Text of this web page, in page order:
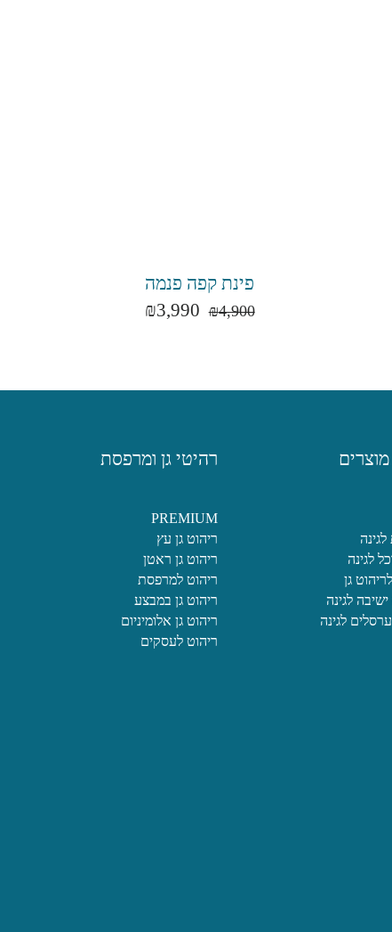
פינת קפה פנמה
₪4,900
₪3,990
לגינה
גן
לגינה
לגינה
רהיטי גן ומרפסת
PREMIUM
ריהוט גן עץ
ריהוט גן ראטן
ריהוט למרפסת
ריהוט גן במבצע
ריהוט גן אלומיניום
ריהוט לעסקים